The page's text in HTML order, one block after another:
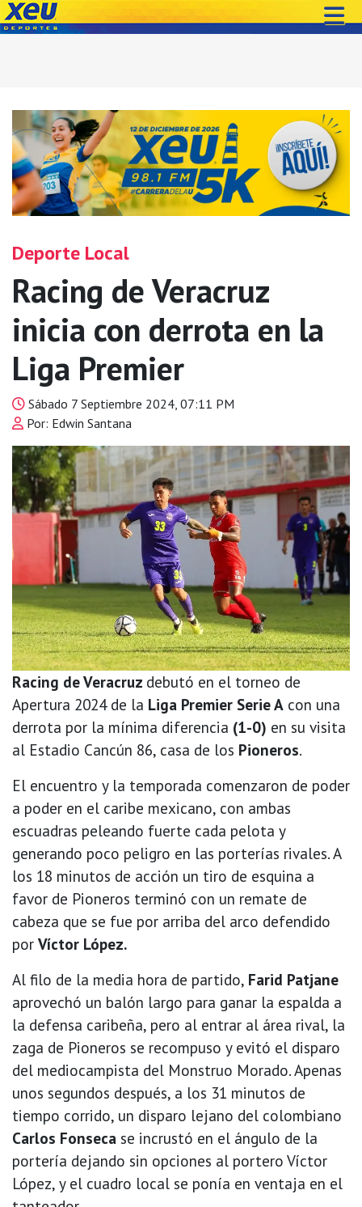
Deporte Local
Racing de Veracruz
inicia con derrota en la
Liga Premier
Sábado 7 Septiembre 2024, 07:11 PM
Por: Edwin Santana
Racing de Veracruz debutó en el torneo de
Apertura 2024 de la Liga Premier Serie A con una
derrota por la mínima diferencia (1-0) en su visita
al Estadio Cancún 86, casa de los Pioneros.
El encuentro y la temporada comenzaron de poder
a poder en el caribe mexicano, con ambas
escuadras peleando fuerte cada pelota y
generando poco peligro en las porterías rivales. A
los 18 minutos de acción un tiro de esquina a
favor de Pioneros terminó con un remate de
cabeza que se fue por arriba del arco defendido
por Víctor López.
Al filo de la media hora de partido, Farid Patjane
aprovechó un balón largo para ganar la espalda a
la defensa caribeña, pero al entrar al área rival, la
zaga de Pioneros se recompuso y evitó el disparo
del mediocampista del Monstruo Morado. Apenas
unos segundos después, a los 31 minutos de
tiempo corrido, un disparo lejano del colombiano
Carlos Fonseca se incrustó en el ángulo de la
portería dejando sin opciones al portero Víctor
López, y el cuadro local se ponía en ventaja en el